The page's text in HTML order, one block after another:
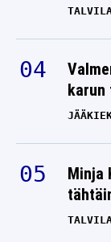
karun
Minja